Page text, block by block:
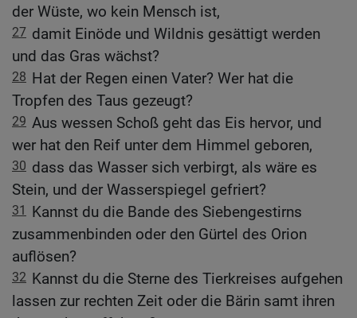
der Wüste, wo kein Mensch ist,
27 damit Einöde und Wildnis gesättigt werden
und das Gras wächst?
28 Hat der Regen einen Vater? Wer hat die
Tropfen des Taus gezeugt?
29 Aus wessen Schoß geht das Eis hervor, und
wer hat den Reif unter dem Himmel geboren,
30 dass das Wasser sich verbirgt, als wäre es
Stein, und der Wasserspiegel gefriert?
31
Kannst du die Bande des Siebengestirns
zusammenbinden oder den Gürtel des Orion
auflösen?
32 Kannst du die Sterne des Tierkreises aufgehen
lassen zur rechten Zeit oder die Bärin samt ihren